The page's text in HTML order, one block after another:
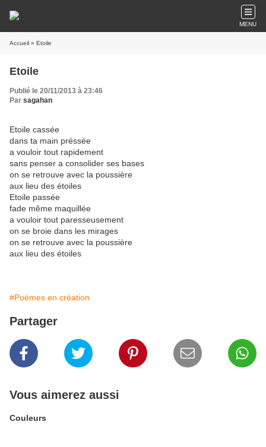
MENU
Accueil » Etoile
Etoile
Publié le 20/11/2013 à 23:46
Par sagahan
Etoile cassée
dans ta main préssée
a vouloir tout rapidement
sans penser a consolider ses bases
on se retrouve avec la poussière
aux lieu des étoiles
Etoile passée
fade même maquillée
a vouloir tout paresseusement
on se broie dans les mirages
on se retrouve avec la poussière
aux lieu des étoiles
#Poèmes en création
Partager
Vous aimerez aussi
Couleurs